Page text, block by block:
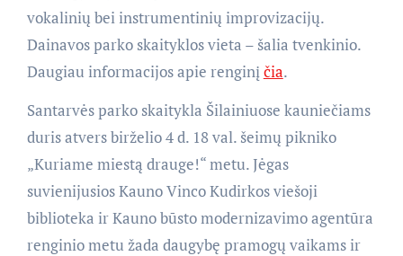
vokalinių bei instrumentinių improvizacijų.
Dainavos parko skaityklos vieta – šalia tvenkinio.
Daugiau informacijos apie renginįčia.
Santarvės parko skaitykla Šilainiuose kauniečiams
duris atvers birželio 4 d. 18 val. šeimų pikniko
„Kuriame miestą drauge!“ metu. Jėgas
suvienijusios Kauno Vinco Kudirkos viešoji
biblioteka ir Kauno būsto modernizavimo agentūra
renginio metu žada daugybę pramogų vaikams ir